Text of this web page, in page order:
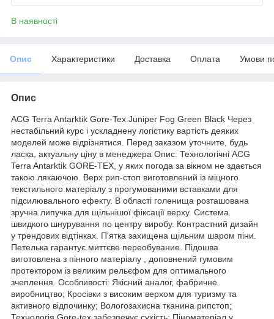
В наявності
Опис Характеристики Доставка Оплата Умови
Опис
ACG Terra Antarktik Gore-Tex Juniper Fog Green Black Через
нестабільний курс і ускладнену логістику вартість деяких
моделей може відрізнятися. Перед заказом уточните, будь
ласка, актуальну ціну в менеджера Опис: Технологічні ACG
Terra Antarktik GORE-TEX, у яких погода за вікном не здається
такою лякаючою. Верх рип-стоп виготовлений із міцного
текстильного матеріалу з прогумованими вставками для
підсилювального ефекту. В області голенища розташована
зручна липучка для щільнішої фіксації верху. Система
швидкого шнурування по центру виробу. Контрастний дизайн
у трендових відтінках. П'ятка захищена щільним шаром піни.
Петелька гарантує миттєве переобувание. Підошва
виготовлена з пінного матеріалу , доповнений гумовим
протектором із великим рельєфом для оптимального
зчеплення. Особливості: Якісний аналог, фабричне
виробництво; Кросівки з високим верхом для туризму та
активного відпочинку; Вологозахисна тканина рипстоп;
Технологія Gore-tex забезпечує сухість; Піноматеріал у